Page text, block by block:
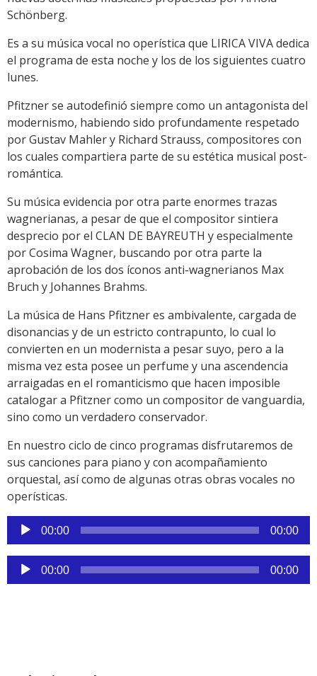
Schönberg.
Es a su música vocal no operística que LIRICA VIVA dedica
el programa de esta noche y los de los siguientes cuatro
lunes.
Pfitzner se autodefinió siempre como un antagonista del
modernismo, habiendo sido profundamente respetado
por Gustav Mahler y Richard Strauss, compositores con
los cuales compartiera parte de su estética musical post-
romántica.
Su música evidencia por otra parte enormes trazas
wagnerianas, a pesar de que el compositor sintiera
desprecio por el CLAN DE BAYREUTH y especialmente
por Cosima Wagner, buscando por otra parte la
aprobación de los dos íconos anti-wagnerianos Max
Bruch y Johannes Brahms.
La música de Hans Pfitzner es ambivalente, cargada de
disonancias y de un estricto contrapunto, lo cual lo
convierten en un modernista a pesar suyo, pero a la
misma vez esta posee un perfume y una ascendencia
arraigadas en el romanticismo que hacen imposible
catalogar a Pfitzner como un compositor de vanguardia,
sino como un verdadero conservador.
En nuestro ciclo de cinco programas disfrutaremos de
sus canciones para piano y con acompañamiento
orquestal, así como de algunas otras obras vocales no
operísticas.
Reproductor
de
audio
00:00 00:00
Reproductor
de
00:00 00:00